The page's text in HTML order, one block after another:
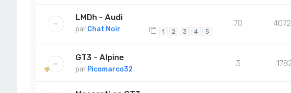
LMDh - Audi
par Chat Noir 1 2 3 4 5
70
GT3 - Alpine
par Picomarco32
3